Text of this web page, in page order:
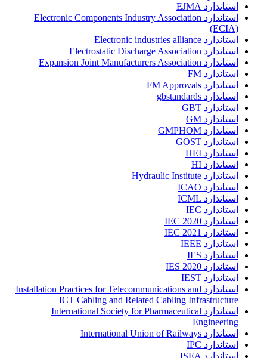
استاندارد EJMA
استاندارد Electronic Components Industry Association
(ECIA)
استاندارد Electronic industries alliance
استاندارد Electrostatic Discharge Association
استاندارد Expansion Joint Manufacturers Association
استاندارد FM
استاندارد FM Approvals
استاندارد gbstandards
استاندارد GBT
استاندارد GM
استاندارد GMPHOM
استاندارد GOST
استاندارد HEI
استاندارد HI
استاندارد Hydraulic Institute
استاندارد ICAO
استاندارد ICML
استاندارد IEC
استاندارد IEC 2020
استاندارد IEC 2021
استاندارد IEEE
استاندارد IES
استاندارد IES 2020
استاندارد IEST
استاندارد Installation Practices for Telecommunications and
ICT Cabling and Related Cabling Infrastructure
استاندارد International Society for Pharmaceutical
Engineering
استاندارد International Union of Railways
استاندارد IPC